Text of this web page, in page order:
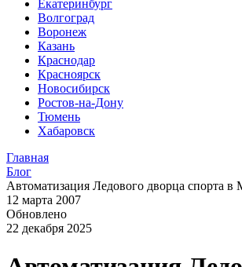
Екатеринбург
Волгоград
Воронеж
Казань
Краснодар
Красноярск
Новосибирск
Ростов-на-Дону
Тюмень
Хабаровск
Главная
Блог
Автоматизация Ледового дворца спорта в
12 марта 2007
Обновлено
22 декабря 2025